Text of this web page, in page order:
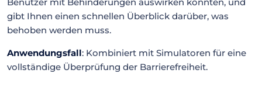
Benutzer mit Behinderungen auswirken könnten, und
gibt Ihnen einen schnellen Überblick darüber, was
behoben werden muss.
Anwendungsfall: Kombiniert mit Simulatoren für eine
vollständige Überprüfung der Barrierefreiheit.